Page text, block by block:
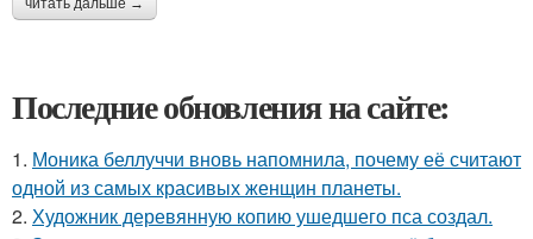
читать дальше →
Последние обновления на сайте:
1. Моника беллуччи вновь напомнила, почему её считают
одной из самых красивых женщин планеты.
2. Художник деревянную копию ушедшего пса создал.